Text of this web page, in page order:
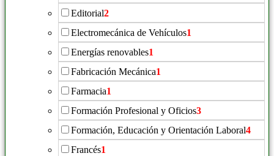
Editorial2
Electromecánica de Vehículos1
Energías renovables1
Fabricación Mecánica1
Farmacia1
Formación Profesional y Oficios3
Formación, Educación y Orientación Laboral4
Francés1